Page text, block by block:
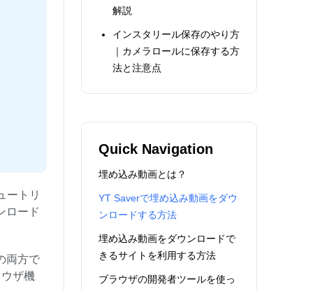
ートリ
ロード
両方で
ザ機
解説
インスタリール保存のやり方
｜カメラロールに保存する方
法と注意点
Quick Navigation
埋め込み動画とは？
YT Saverで埋め込み動画をダウ
ンロードする方法
埋め込み動画をダウンロードで
きるサイトを利用する方法
ブラウザの開発者ツールを使っ